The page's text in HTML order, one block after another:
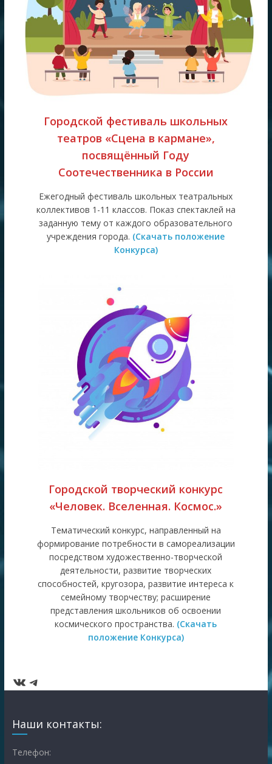
Городской фестиваль школьных
театров «Сцена в кармане»,
посвящённый Году
Соотечественника в России
Ежегодный фестиваль школьных театральных
коллективов 1-11 классов. Показ спектаклей на
заданную тему от каждого образовательного
учреждения города. (Скачать положение
Конкурса)
Городской творческий конкурс
«Человек. Вселенная. Космос.»
Тематический конкурс, направленный на
формирование потребности в самореализации
посредством художественно-творческой
деятельности, развитие творческих
способностей, кругозора, развитие интереса к
семейному творчеству; расширение
представления школьников об освоении
космического пространства. (Скачать
положение Конкурса)
ВКонтакте
Telegram
Наши контакты:
Телефон: